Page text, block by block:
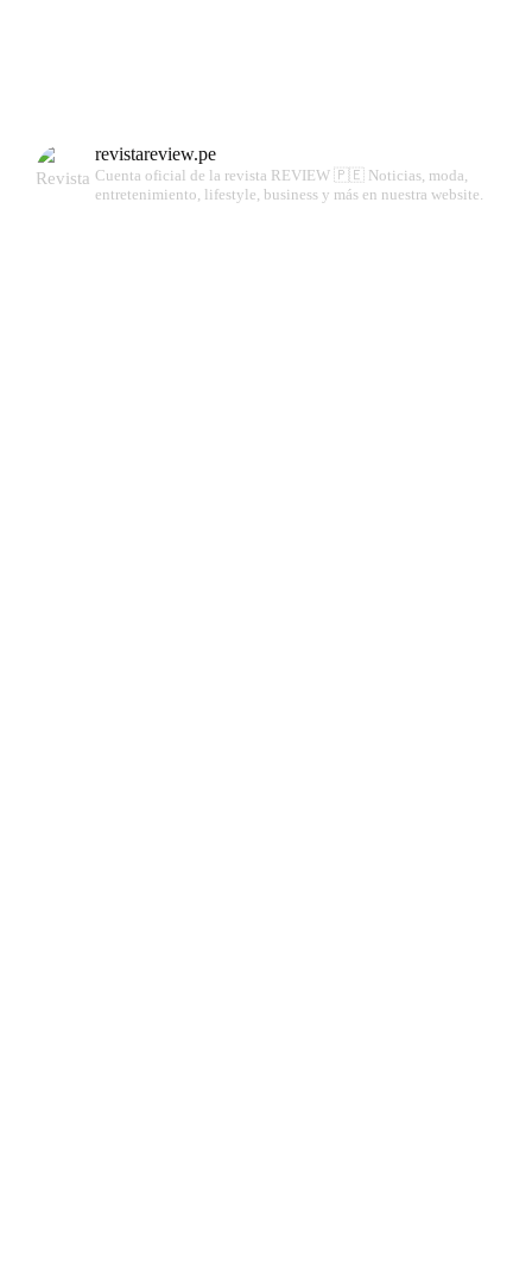
revistareview.pe
Cuenta oficial de la revista REVIEW 🇵🇪 Noticias, moda,
entretenimiento, lifestyle, business y más en nuestra website.